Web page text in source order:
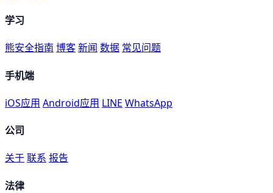
学习
熊安全指南 博客新闻 数据 常见问题
手机端
iOS应用 Android应用 LINE WhatsApp
公司
关于联系 报告
法律